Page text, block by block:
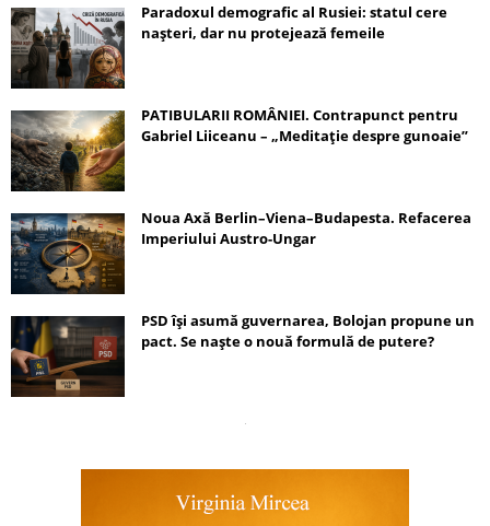
Paradoxul demografic al Rusiei: statul cere
nașteri, dar nu protejează femeile
PATIBULARII ROMÂNIEI. Contrapunct pentru
Gabriel Liiceanu – „Meditație despre gunoaie”
Noua Axă Berlin–Viena–Budapesta. Refacerea
Imperiului Austro-Ungar
PSD își asumă guvernarea, Bolojan propune un
pact. Se naște o nouă formulă de putere?